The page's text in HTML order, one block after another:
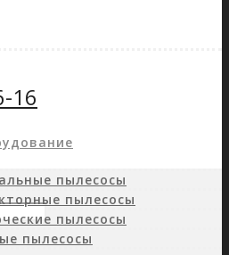
16
пылесосы
пылесосы
пылесосы
пылесосы